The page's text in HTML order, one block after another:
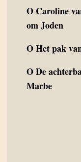
O Caroline
om Joden
OHet pak
ODe
Marbe